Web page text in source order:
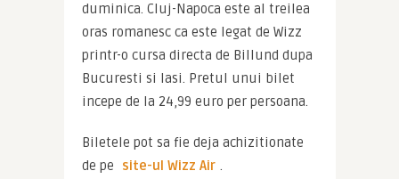
duminica. Cluj-Napoca este al treilea
oras romanesc ca este legat de Wizz
printr-o cursa directa de Billund dupa
Bucuresti si Iasi. Pretul unui bilet
incepe de la 24,99 euro per persoana.
Biletele pot sa fie deja achizitionate
de pe
site-ul Wizz Air .